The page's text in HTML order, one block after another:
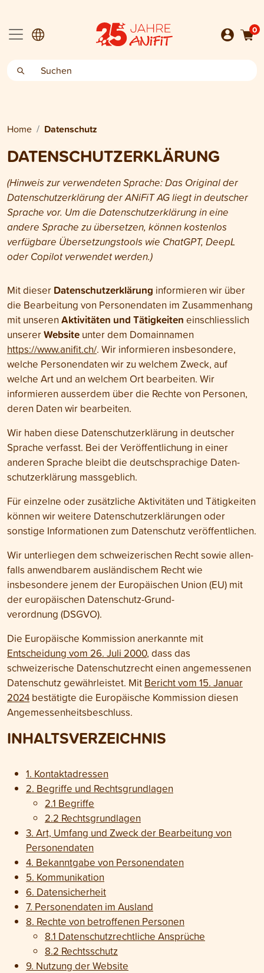
0
Home Datenschutz
DATENSCHUTZERKLÄRUNG
(Hinweis zur verwendeten Sprache: Das Original der
Datenschutzerklärung der ANiFiT AG liegt in deutscher
Sprache vor. Um die Datenschutzerklärung in eine
andere Sprache zu übersetzen, können kostenlos
verfügbare Übersetzungstools wie ChatGPT, DeepL
oder Copilot verwendet werden.)
Mit dieser Daten­schutz­erklärung informieren wir über
die Bearbeitung von Personen­daten im Zusammenhang
mit unseren Aktivitäten und Tätigkeiten einschliesslich
unsererWebsite unter dem Domain­namen
https://www.anifit.ch/. Wir informieren insbesondere,
welche Personendaten wir zu welchem Zweck, auf
welche Art und an welchem Ort bearbeiten. Wir
informieren ausserdem über die Rechte von Personen,
deren Daten wir bearbeiten.
Wir haben diese Daten­schutz­erklärung in deutscher
Sprache verfasst. Bei der Veröffentlichung in einer
anderen Sprache bleibt die deutschsprachige Daten­
schutz­erklärung massgeblich.
Für einzelne oder zusätzliche Aktivitäten und Tätigkeiten
können wir weitere Daten­schutzer­klärungen oder
sonstige Informationen zum Daten­schutz veröffentlichen.
Wir unterliegen dem schweizerischen Recht sowie allen­
falls anwendbarem auslän­dischem Recht wie
insbesondere jenem der Euro­päischen Union (EU) mit
der euro­päischen Daten­schutz-Grund­
verordnung (DSGVO).
Die Europäische Kommission anerkannte mit
Entscheidung vom 26. Juli 2000, dass das
schweizerische Daten­schutz­recht einen angemessenen
Daten­schutz gewähr­leistet. Mit Bericht vom 15. Januar
2024 bestätigte die Euro­päische Kommission diesen
Angemessen­heits­beschluss.
INHALTS­VERZEICHNIS
1. Kontakt­adressen
2. Begriffe und Rechts­grundlagen
2.1 Begriffe
2.2 Rechts­grundlagen
3. Art, Umfang und Zweck der Bearbeitung von
Personen­daten
4. Bekanntgabe von Personen­daten
5. Kommunikation
6. Daten­sicherheit
7. Personen­daten im Ausland
8. Rechte von betroffenen Personen
8.1 Daten­schutz­rechtliche Ansprüche
8.2 Rechtsschutz
9. Nutzung der Website